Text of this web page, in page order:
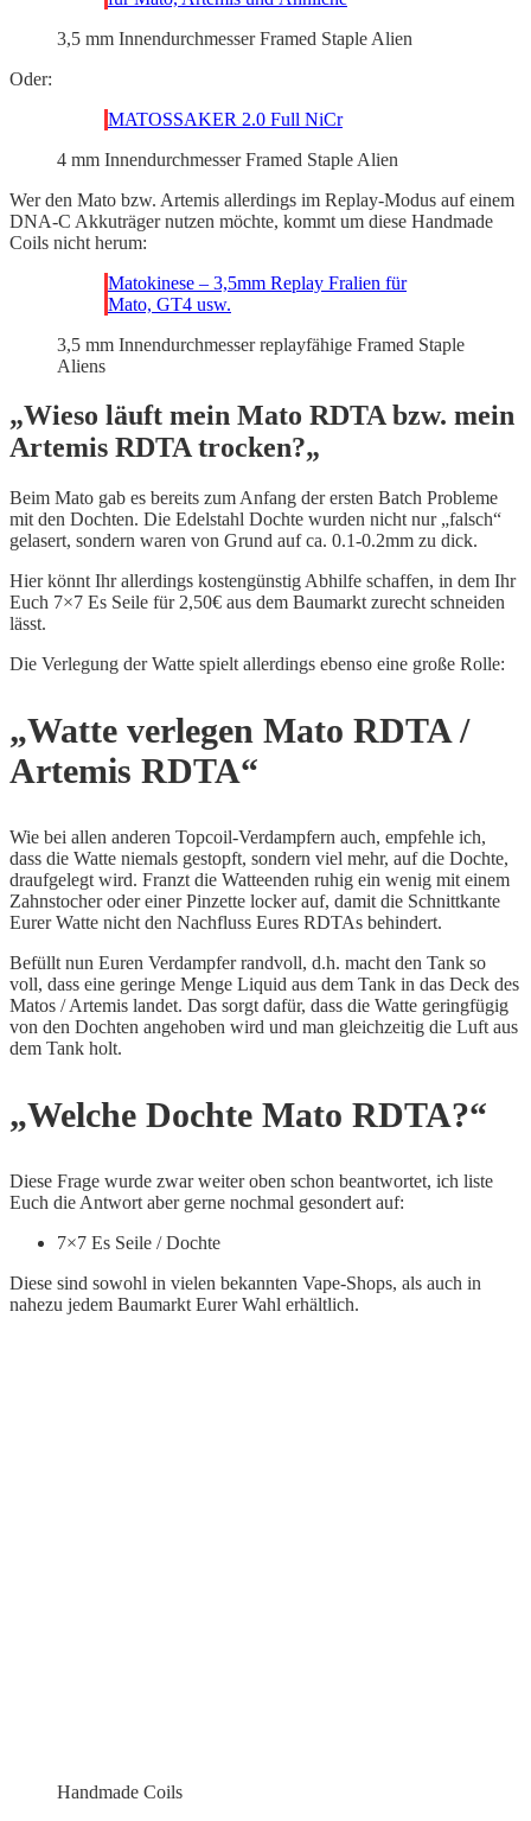
3,5 mm Innendurchmesser Framed Staple Alien
Oder:
MATOSSAKER 2.0 Full NiCr
4 mm Innendurchmesser Framed Staple Alien
Wer den Mato bzw. Artemis allerdings im Replay-Modus auf einem
DNA-C Akkuträger nutzen möchte, kommt um diese Handmade
Coils nicht herum:
Matokinese – 3,5mm Replay Fralien für
Mato, GT4 usw.
3,5 mm Innendurchmesser replayfähige Framed Staple
Aliens
„Wieso läuft mein Mato RDTA bzw. mein
Artemis RDTA trocken?„
Beim Mato gab es bereits zum Anfang der ersten Batch Probleme
mit den Dochten. Die Edelstahl Dochte wurden nicht nur „falsch“
gelasert, sondern waren von Grund auf ca. 0.1-0.2mm zu dick.
Hier könnt Ihr allerdings kostengünstig Abhilfe schaffen, in dem Ihr
Euch 7×7 Es Seile für 2,50€ aus dem Baumarkt zurecht schneiden
lässt.
Die Verlegung der Watte spielt allerdings ebenso eine große Rolle:
„Watte verlegen Mato RDTA /
Artemis RDTA“
Wie bei allen anderen Topcoil-Verdampfern auch, empfehle ich,
dass die Watte niemals gestopft, sondern viel mehr, auf die Dochte,
draufgelegt wird. Franzt die Watteenden ruhig ein wenig mit einem
Zahnstocher oder einer Pinzette locker auf, damit die Schnittkante
Eurer Watte nicht den Nachfluss Eures RDTAs behindert.
Befüllt nun Euren Verdampfer randvoll, d.h. macht den Tank so
voll, dass eine geringe Menge Liquid aus dem Tank in das Deck des
Matos / Artemis landet. Das sorgt dafür, dass die Watte geringfügig
von den Dochten angehoben wird und man gleichzeitig die Luft aus
dem Tank holt.
„Welche Dochte Mato RDTA?“
Diese Frage wurde zwar weiter oben schon beantwortet, ich liste
Euch die Antwort aber gerne nochmal gesondert auf:
7×7 Es Seile / Dochte
Diese sind sowohl in vielen bekannten Vape-Shops, als auch in
nahezu jedem Baumarkt Eurer Wahl erhältlich.
Handmade Coils